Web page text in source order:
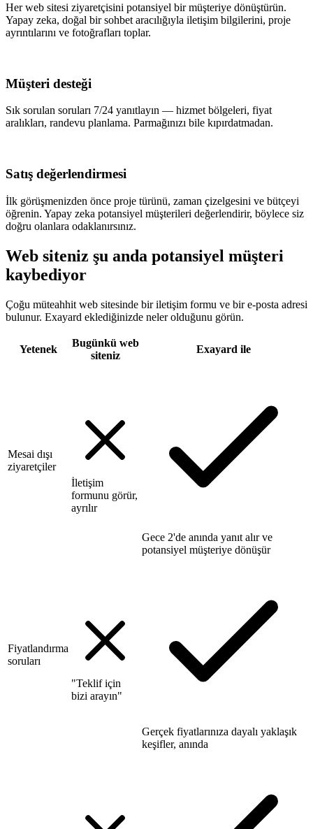
Her web sitesi ziyaretçisini potansiyel bir müşteriye dönüştürün.
Yapay zeka, doğal bir sohbet aracılığıyla iletişim bilgilerini, proje
ayrıntılarını ve fotoğrafları toplar.
Müşteri desteği
Sık sorulan soruları 7/24 yanıtlayın — hizmet bölgeleri, fiyat
aralıkları, randevu planlama. Parmağınızı bile kıpırdatmadan.
Satış değerlendirmesi
İlk görüşmenizden önce proje türünü, zaman çizelgesini ve bütçeyi
öğrenin. Yapay zeka potansiyel müşterileri değerlendirir, böylece siz
doğru olanlara odaklanırsınız.
Web siteniz şu anda potansiyel müşteri
kaybediyor
Çoğu müteahhit web sitesinde bir iletişim formu ve bir e-posta adresi
bulunur. Exayard eklediğinizde neler olduğunu görün.
Yetenek
Bugünkü web
siteniz
Exayard ile
Mesai dışı
ziyaretçiler
İletişim
formunu görür,
ayrılır
Gece 2'de anında yanıt alır ve
potansiyel müşteriye dönüşür
Fiyatlandırma
soruları
"Teklif için
bizi arayın"
Gerçek fiyatlarınıza dayalı yaklaşık
keşifler, anında